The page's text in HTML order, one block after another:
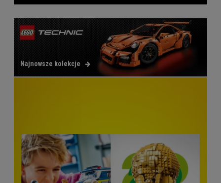
Najnowsze kolekcje